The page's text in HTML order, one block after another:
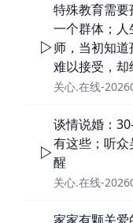
特殊教育需
一个群体；
师，当初知道
难以接受，却
关心.在线-
谈情说婚：
有这些；听
醒
关心.在线-